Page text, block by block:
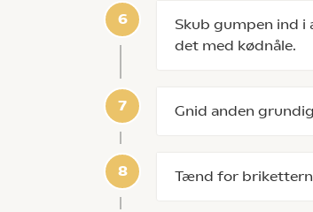
Skub gumpen ind
det med kødnåle.
Gnid anden
Tænd for